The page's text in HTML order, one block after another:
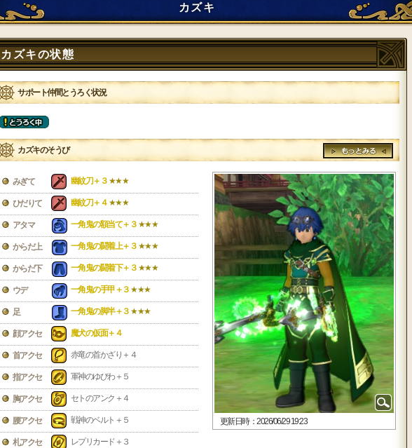
カズキ
カズキの状態
サポート仲間とうろく状況
カズキのそうび
みぎて 幽紋刀＋３ ★★★
ひだりて 幽紋刀＋４ ★★★
アタマ 一角鬼の額当て＋３ ★★★
からだ上 一角鬼の闘着上＋３ ★★★
からだ下 一角鬼の闘着下＋３ ★★★
ウデ 一角鬼の手甲＋３ ★★★
足 一角鬼の脚半＋３ ★★★
顔アクセ 魔犬の仮面＋４
首アクセ 赤竜の首かざり＋４
指アクセ 軍神のゆびわ＋５
胸アクセ セトのアンク＋４
腰アクセ 戦神のベルト＋５
札アクセ レプリカード＋３
更新日時：2026/06/29 19:23